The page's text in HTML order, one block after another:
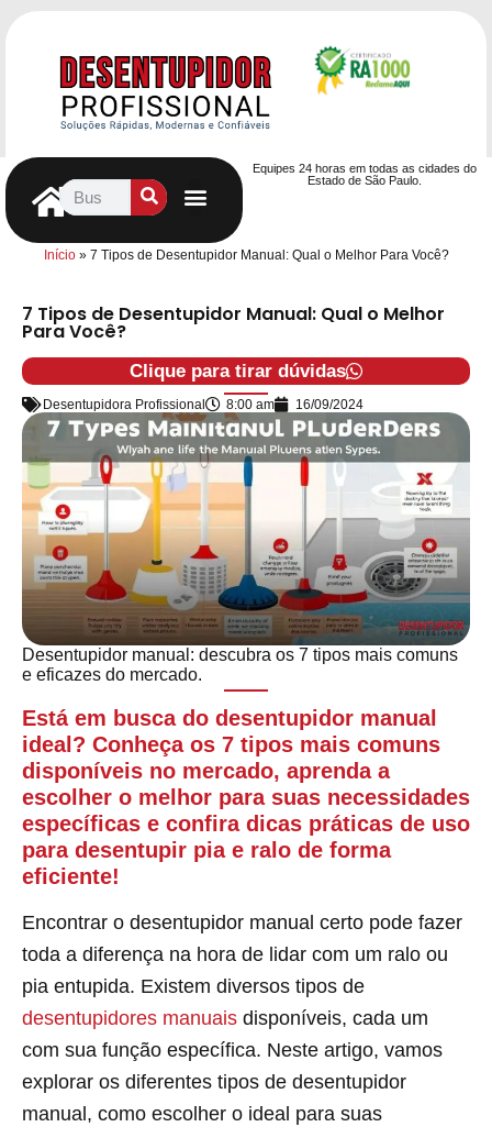
Equipes 24 horas em todas as cidades do
Estado de São Paulo.
Início» 7 Tipos de Desentupidor Manual: Qual o Melhor Para Você?
7 Tipos de Desentupidor Manual: Qual o Melhor
Para Você?
Clique para tirar dúvidas
Desentupidora Profissional 8:00 am 16/09/2024
Desentupidor manual: descubra os 7 tipos mais comuns
e eficazes do mercado.
Está em busca do desentupidor manual
ideal? Conheça os 7 tipos mais comuns
disponíveis no mercado, aprenda a
escolher o melhor para suas necessidades
específicas e confira dicas práticas de uso
para desentupir pia e ralo de forma
eficiente!
Encontrar o desentupidor manual certo pode fazer
toda a diferença na hora de lidar com um ralo ou
pia entupida. Existem diversos tipos de
desentupidores manuais disponíveis, cada um
com sua função específica. Neste artigo, vamos
explorar os diferentes tipos de desentupidor
manual, como escolher o ideal para suas